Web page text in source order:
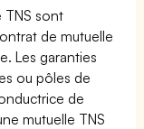
TNS sont
de mutuelle
Les garanties
ou pôles de
de
mutuelle TNS